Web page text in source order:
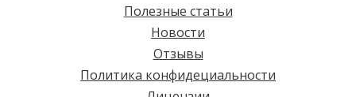
Полезные статьи
Новости
Отзывы
Политика конфидециальности